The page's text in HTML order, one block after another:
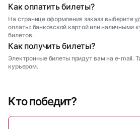
Как оплатить билеты?
На странице оформления заказа выберите
оплаты: банковской картой или наличными
билетов.
Как получить билеты?
Электронные билеты придут вам на e-mail.
курьером.
Кто победит?